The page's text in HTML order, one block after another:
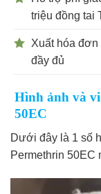
triệu đồng tai
Xuất hóa
đầy đủ
Hình ảnh và
50EC
Dưới đây là 1 số
Permethrin 50EC